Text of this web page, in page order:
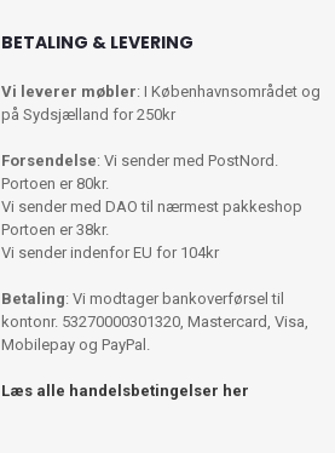
BETALING & LEVERING
Vi leverer møbler: I Københavnsområdet og
på Sydsjælland for 250kr
Forsendelse: Vi sender med PostNord.
Portoen er 80kr.
Vi sender med DAO til nærmest pakkeshop
Portoen er 38kr.
Vi sender indenfor EU for 104kr
Betaling: Vi modtager bankoverførsel til
kontonr. 53270000301320, Mastercard, Visa,
Mobilepay og PayPal.
Læs alle handelsbetingelser her